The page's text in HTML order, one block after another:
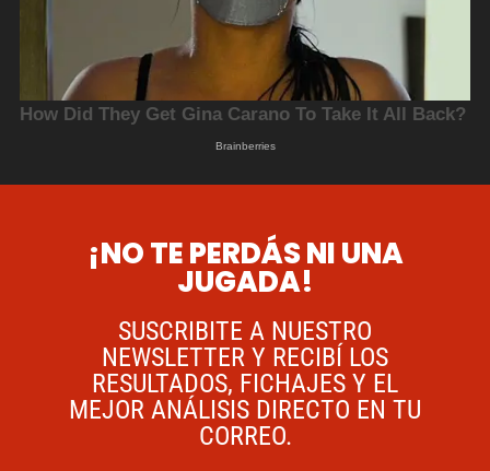
¡NO TE PERDÁS NI UNA
JUGADA!
SUSCRIBITE A NUESTRO
NEWSLETTER Y RECIBÍ LOS
RESULTADOS, FICHAJES Y EL
MEJOR ANÁLISIS DIRECTO EN TU
CORREO.